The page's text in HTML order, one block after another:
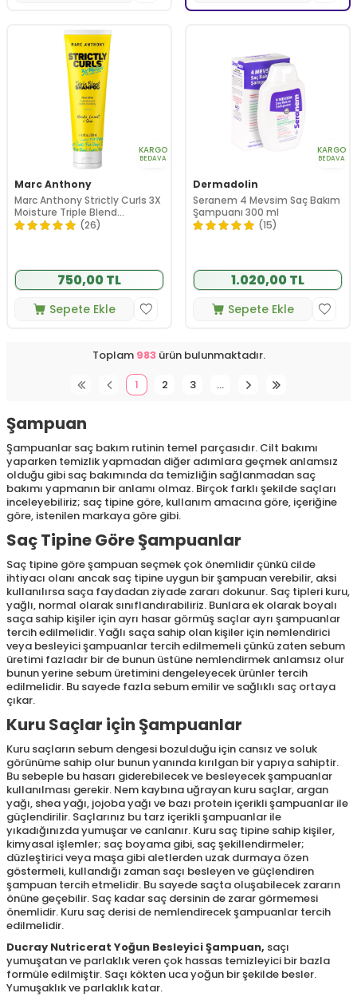
KARGO
BEDAVA
Marc Anthony
Marc Anthony Strictly Curls 3X
Moisture Triple Blend
Shampoo 250 ml
(26)
750,00 TL
Sepete Ekle
KARGO
BEDAVA
Dermadolin
Seranem 4 Mevsim Saç Bakım
Şampuanı 300 ml
(15)
1.020,00 TL
Sepete Ekle
Toplam 983ürün bulunmaktadır.
1
2 3 …
Şampuan
Şampuanlar saç bakım rutinin temel parçasıdır. Cilt bakımı
yaparken temizlik yapmadan diğer adımlara geçmek anlamsız
olduğu gibi saç bakımında da temizliğin sağlanmadan saç
bakımı yapmanın bir anlamı olmaz. Birçok farklı şekilde saçları
inceleyebiliriz; saç tipine göre, kullanım amacına göre, içeriğine
göre, istenilen markaya göre gibi.
Saç Tipine Göre Şampuanlar
Saç tipine göre şampuan seçmek çok önemlidir çünkü cilde
ihtiyacı olanı ancak saç tipine uygun bir şampuan verebilir, aksi
kullanılırsa saça faydadan ziyade zararı dokunur. Saç tipleri kuru,
yağlı, normal olarak sınıflandırabiliriz. Bunlara ek olarak boyalı
saça sahip kişiler için ayrı hasar görmüş saçlar ayrı şampuanlar
tercih edilmelidir. Yağlı saça sahip olan kişiler için nemlendirici
veya besleyici şampuanlar tercih edilmemeli çünkü zaten sebum
üretimi fazladır bir de bunun üstüne nemlendirmek anlamsız olur
bunun yerine sebum üretimini dengeleyecek ürünler tercih
edilmelidir. Bu sayede fazla sebum emilir ve sağlıklı saç ortaya
çıkar.
Kuru Saçlar için Şampuanlar
Kuru saçların sebum dengesi bozulduğu için cansız ve soluk
görünüme sahip olur bunun yanında kırılgan bir yapıya sahiptir.
Bu sebeple bu hasarı giderebilecek ve besleyecek şampuanlar
kullanılması gerekir. Nem kaybına uğrayan kuru saçlar, argan
yağı, shea yağı, jojoba yağı ve bazı protein içerikli şampuanlar ile
güçlendirilir. Saçlarınız bu tarz içerikli şampuanlar ile
yıkadığınızda yumuşar ve canlanır. Kuru saç tipine sahip kişiler,
kimyasal işlemler; saç boyama gibi, saç şekillendirmeler;
düzleştirici veya maşa gibi aletlerden uzak durmaya özen
göstermeli, kullandığı zaman saçı besleyen ve güçlendiren
şampuan tercih etmelidir. Bu sayede saçta oluşabilecek zararın
önüne geçebilir. Saç kadar saç dersinin de zarar görmemesi
önemlidir. Kuru saç derisi de nemlendirecek şampuanlar tercih
edilmelidir.
Ducray Nutricerat Yoğun Besleyici Şampuan, saçı
yumuşatan ve parlaklık veren çok hassas temizleyici bir bazla
formüle edilmiştir. Saçı kökten uca yoğun bir şekilde besler.
Yumuşaklık ve parlaklık katar.